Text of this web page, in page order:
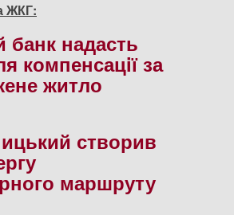
ЖКГ:
банк надасть
компенсацiї за
житло
створив
маршруту